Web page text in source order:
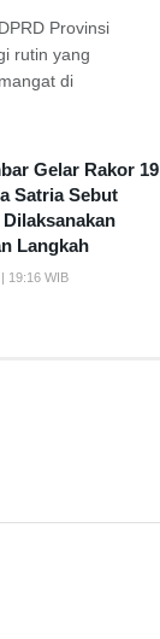
Provinsi
rutin yang
di
Gelar Rakor 19
Satria Sebut
Dilaksanakan
Langkah
19:16 WIB